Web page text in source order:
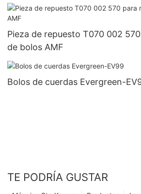
Pieza de repuesto T070 002
de bolos AMF
Bolos de cuerdas Evergreen-
TE PODRÍA GUSTAR